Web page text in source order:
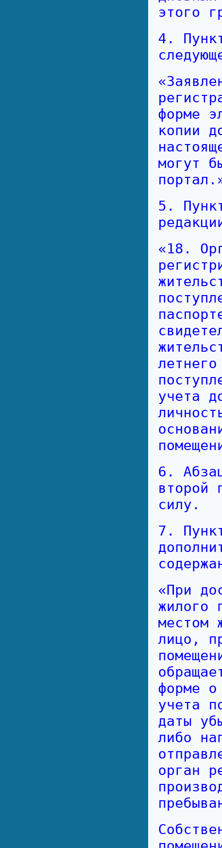
этого
4.
форме
копии
могут
5.
«18.
учета
6.
второй
силу.
7.
«При
жилого
местом
лицо,
форме о
учета
даты
либо
орган